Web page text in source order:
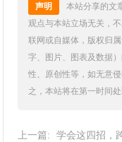
声明
本站分享的文
观点与本站立场无关，
联网或自媒体，版权归
字、图片、图表及数据
性、原创性等，如无意
之，本站将在第一时间
上一篇:
学会这四招，